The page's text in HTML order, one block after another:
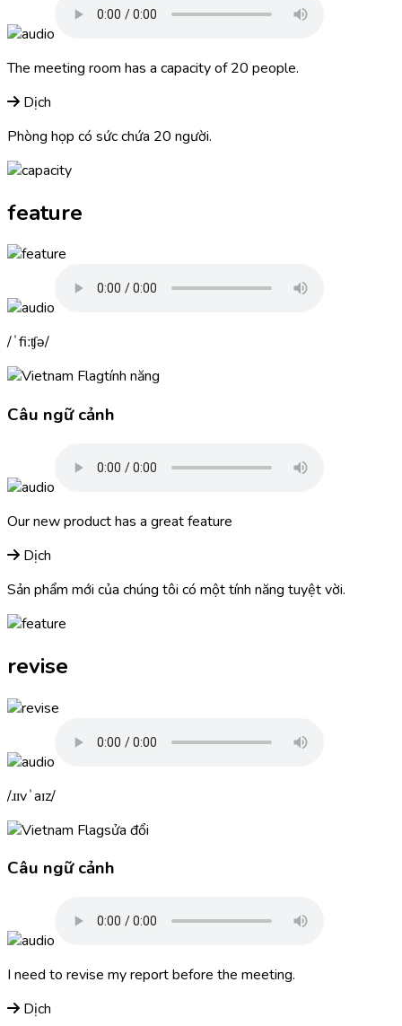
The meeting room has a capacityof 20 people.
Dịch
Phòng họp có sức chứa 20 người.
feature
ˈfiːʧə
tính năng
Câu ngữ cảnh
Our new product has a greatfeature
Dịch
Sản phẩm mới của chúng tôi có một tính năng tuyệt vời.
revise
ɹɪvˈaɪz
sửa đổi
Câu ngữ cảnh
I need to revise my report before the meeting.
Dịch